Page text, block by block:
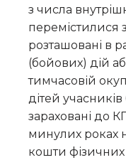
з числа
перемістилися
розташовані в
(бойових) дій
тимчасовій
дітей
зараховані до
минулих роках
кошти